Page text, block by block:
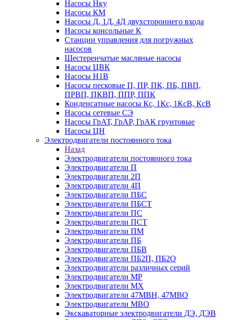
Насосы Нку
Насосы КМ
Насосы Д, 1Д, 4Д двухстороннего входа
Насосы консольные К
Станции управления для погружных
насосов
Шестеренчатые масляные насосы
Насосы ЦВК
Насосы Н1В
Насосы песковые П, ПР, ПК, ПБ, ПВП,
ПРВП, ПКВП, ППР, ППК
Конденсатные насосы Кс, 1Кс, 1КсВ, КсВ
Насосы сетевые СЭ
Насосы ГрАТ, ГрАР, ГрАК грунтовые
Насосы ЦН
Электродвигатели постоянного тока
Назад
Электродвигатели постоянного тока
Электродвигатели П
Электродвигатели 2П
Электродвигатели 4П
Электродвигатели ПБС
Электродвигатели ПБСТ
Электродвигатели ПС
Электродвигатели ПСТ
Электродвигатели ПМ
Электродвигатели ПБ
Электродвигатели ПБВ
Электродвигатели ПБ2П, ПБ2О
Электродвигатели различных серий
Электродвигатели МР
Электродвигатели MX
Электродвигатели 47MBH, 47МВО
Электродвигатели MBO
Экскаваторные электродвигатели ДЭ, ДЭВ